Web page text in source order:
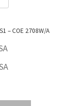
CITOFONO MINI CON CORNETTA SIMPLEBUS1 – COE 2708W/A